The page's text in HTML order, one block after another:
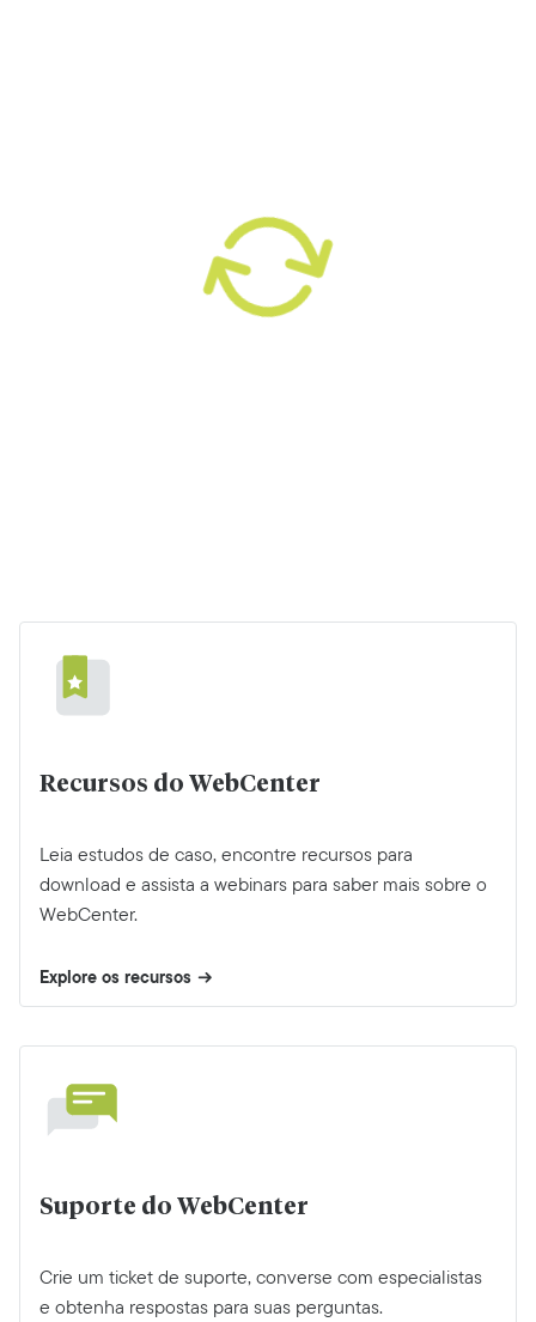
Recursos do WebCenter
Leia estudos de caso, encontre recursos para
download e assista a webinars para saber mais sobre o
WebCenter.
Explore os recursos
Suporte do WebCenter
Crie um ticket de suporte, converse com especialistas
e obtenha respostas para suas perguntas.